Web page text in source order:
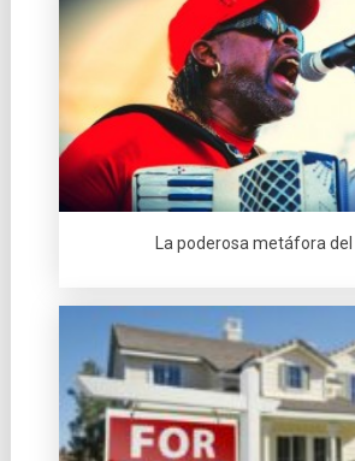
La poderosa metáfora del